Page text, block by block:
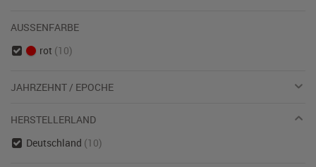
AUSSENFARBE
rot (10)
JAHRZEHNT / EPOCHE
HERSTELLERLAND
Deutschland (10)